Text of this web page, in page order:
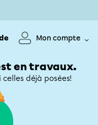
Mon compte
en travaux.
déjà posées!